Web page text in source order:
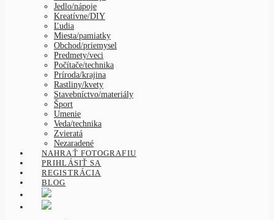
Jedlo/nápoje
Kreatívne/DIY
Ľudia
Miesta/pamiatky
Obchod/priemysel
Predmety/veci
Počítače/technika
Príroda/krajina
Rastliny/kvety
Stavebníctvo/materiály
Šport
Umenie
Veda/technika
Zvieratá
Nezaradené
NAHRAŤ FOTOGRAFIU
PRIHLÁSIŤ SA
REGISTRÁCIA
BLOG